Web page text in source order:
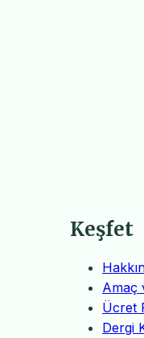
Keşfet
Amaç
Ücret
Dergi